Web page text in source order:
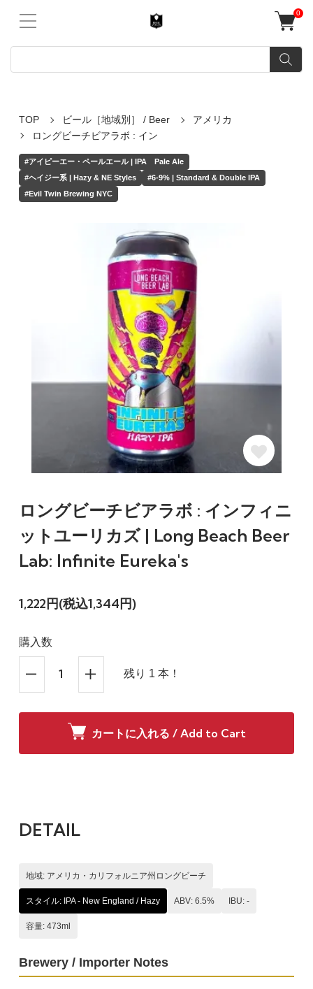
0
TOP ビール［地域別］ / Beer
アメリカ
ロングビーチビアラボ : イン
#アイピーエー・ペールエール | IPA Pale Ale
#ヘイジー系 | Hazy & NE Styles
#6-9% | Standard & Double IPA
#Evil Twin Brewing NYC
ロングビーチビアラボ : インフィニ
ットユーリカズ | Long Beach Beer
Lab: Infinite Eureka's
1,222円(税込1,344円)
購入数
残り 1 本！
カートに入れる / Add to Cart
DETAIL
地域: アメリカ・カリフォルニア州ロングビーチ
スタイル: IPA - New England / Hazy ABV: 6.5% IBU: -
容量: 473ml
Brewery / Importer Notes